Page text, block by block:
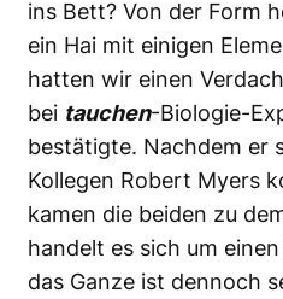
ins Bett? Von der Form
ein Hai mit einigen
hatten wir einen
bei tauchen-Biologie-
bestätigte. Nachdem er
Kollegen Robert Myers
kamen die beiden zu
handelt es sich um
das Ganze ist dennoch